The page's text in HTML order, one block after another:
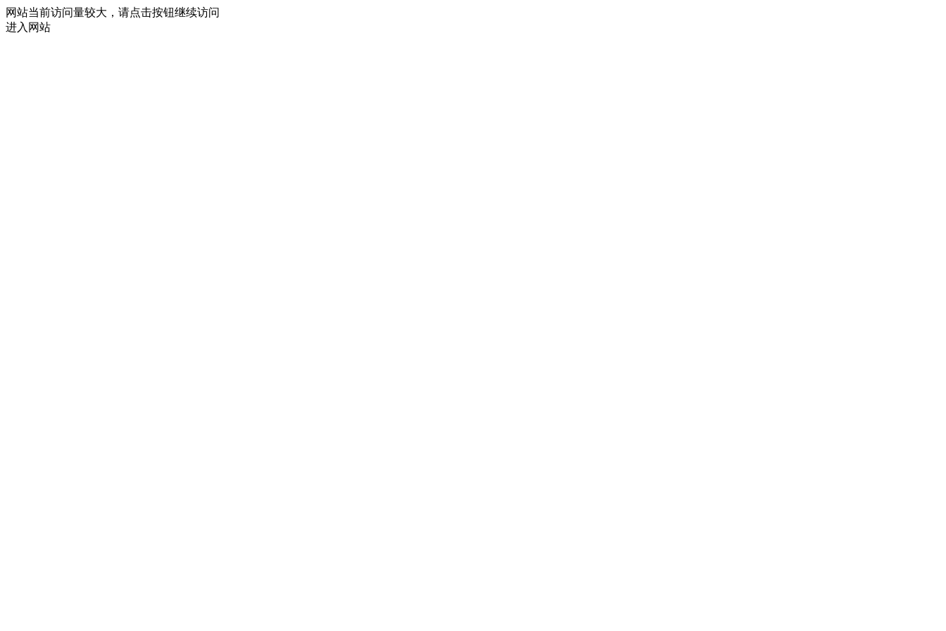
网站当前访问量较大，请点击按钮继续访问
进入网站